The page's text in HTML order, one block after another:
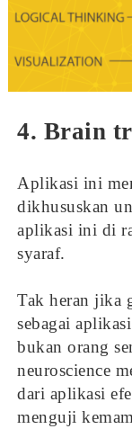
4. Brain
Aplikasi ini
dikhususkan
aplikasi ini di
syaraf.
Tak heran jika
sebagai
bukan orang
neuroscience
dari aplikasi
menguji